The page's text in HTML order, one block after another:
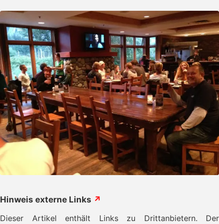
Hinweis externe Links ↗
Dieser Artikel enthält Links zu Drittanbietern. Der